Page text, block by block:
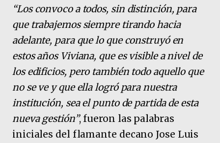
“Los convoco a todos, sin distinción, para
que trabajemos siempre tirando hacia
adelante, para que lo que construyó en
estos años Viviana, que es visible a nivel de
los edificios, pero también todo aquello que
no se ve y que ella logró para nuestra
institución, sea el punto de partida de esta
nueva gestión”, fueron las palabras
iniciales del flamante decano Jose Luis